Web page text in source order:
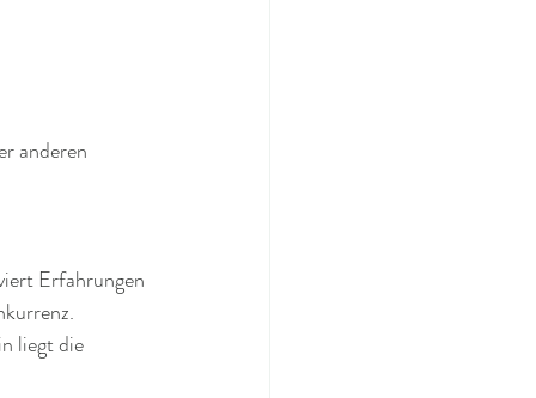
anderen
Erfahrungen
liegt die